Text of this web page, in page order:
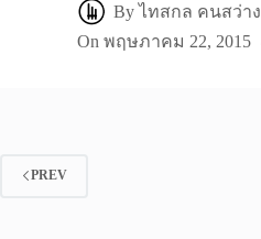
By ไทสกล คนสว่าง
On พฤษภาคม 22, 2015
PREV